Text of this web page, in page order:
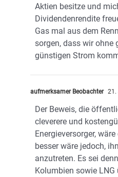
Aktien besitze und
Dividendenrendite
Gas mal aus dem
sorgen, dass wir ohne
günstigen Strom
aufmerksamer Beobachter 21.
Der Beweis, die
cleverere und
Energieversorger,
besser wäre jedoch,
anzutreten. Es sei
Kolumbien sowie LNG